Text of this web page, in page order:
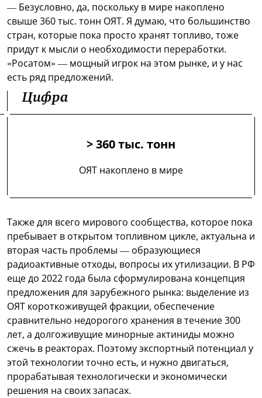
— Безусловно, да, поскольку в мире накоплено
свыше 360 тыс. тонн ОЯТ. Я думаю, что большинство
стран, которые пока просто хранят топливо, тоже
придут к мысли о необходимости переработки.
«Росатом» — мощный игрок на этом рынке, и у нас
есть ряд предложений.
> 360 тыс. тонн
ОЯТ накоплено в мире
Цифра
Также для всего мирового сообщества, которое пока
пребывает в открытом топливном цикле, актуальна и
вторая часть проблемы — образующиеся
радиоактивные отходы, вопросы их утилизации. В РФ
еще до 2022 года была сформулирована концепция
предложения для зарубежного рынка: выделение из
ОЯТ короткоживущей фракции, обеспечение
сравнительно недорогого хранения в течение 300
лет, а долгоживущие минорные актиниды можно
сжечь в реакторах. Поэтому экспортный потенциал у
этой технологии точно есть, и нужно двигаться,
прорабатывая технологически и экономически
решения на своих запасах.